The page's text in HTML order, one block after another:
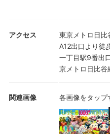
アクセス
東京メトロ日比
A12出口より徒
一丁目駅9番出
京メトロ日比
関連画像 各画像をタップ